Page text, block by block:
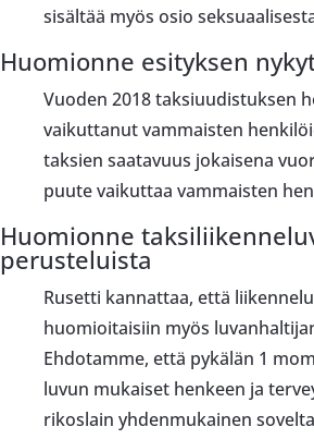
sisältää myös osio
Huomionne esityksen
Vuoden 2018 taksiuudistuksen
vaikuttanut vammaisten
taksien saatavuus jokaisena
puute vaikuttaa vammaisten
Huomionne
perusteluista
Rusetti kannattaa, että
huomioitaisiin myös
Ehdotamme, että pykälän 1
luvun mukaiset henkeen ja
rikoslain yhdenmukainen